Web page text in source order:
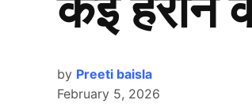
by Preeti baisla
February 5, 2026